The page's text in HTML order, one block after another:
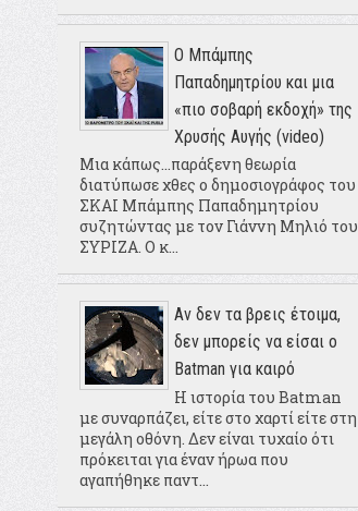
Ο Μπάμπης
Παπαδημητρίου και μια
«πιο σοβαρή εκδοχή» της
Χρυσής Αυγής (video)
Μια κάπως...παράξενη θεωρία
διατύπωσε χθες ο δημοσιογράφος του
ΣΚΑΙ Μπάμπης Παπαδημητρίου
συζητώντας με τον Γιάννη Μηλιό του
ΣΥΡΙΖΑ. Ο κ...
Αν δεν τα βρεις έτοιμα,
δεν μπορείς να είσαι ο
Batman για καιρό
Η ιστορία του Batman
με συναρπάζει, είτε στο χαρτί είτε στη
μεγάλη οθόνη. Δεν είναι τυχαίο ότι
πρόκειται για έναν ήρωα που
αγαπήθηκε παντ...